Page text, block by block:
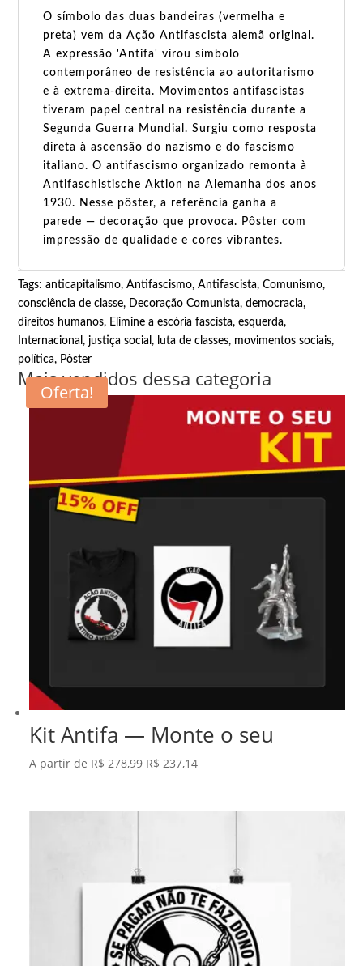
O símbolo das duas bandeiras (vermelha e
preta) vem da Ação Antifascista alemã original.
A expressão 'Antifa' virou símbolo
contemporâneo de resistência ao autoritarismo
e à extrema-direita. Movimentos antifascistas
tiveram papel central na resistência durante a
Segunda Guerra Mundial. Surgiu como resposta
direta à ascensão do nazismo e do fascismo
italiano. O antifascismo organizado remonta à
Antifaschistische Aktion na Alemanha dos anos
1930. Nesse pôster, a referência ganha a
parede — decoração que provoca. Pôster com
impressão de qualidade e cores vibrantes.
Tags:anticapitalismo,Antifascismo,Antifascista,Comunismo,
consciência de classe, Decoração Comunista,democracia,
direitos humanos, Elimine a escória fascista,esquerda,
Internacional,justiça social, luta de classes, movimentos sociais,
política, Pôster
Mais vendidos dessa categoria
Oferta!
Kit Antifa — Monte o seu
A partir deR$278,99 O
R$ 237,14O